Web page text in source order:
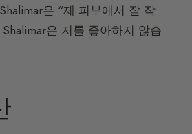
은 “제 피부에서 잘 작
은 저를 좋아하지 않습